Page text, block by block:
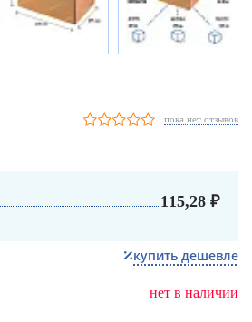
пока нет отзывов
115,28 ₽
купить дешевле
нет в наличии